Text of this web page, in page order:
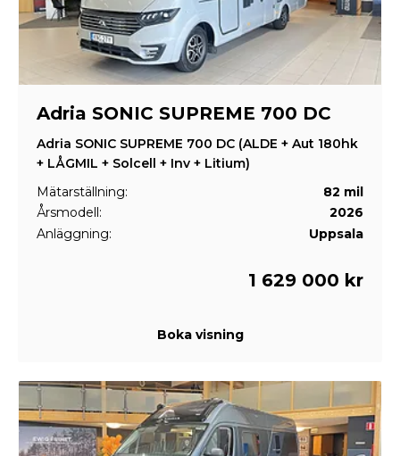
Adria SONIC SUPREME 700 DC
Adria SONIC SUPREME 700 DC (ALDE + Aut 180hk
+ LÅGMIL + Solcell + Inv + Litium)
Mätarställning:
82 mil
Årsmodell:
2026
Anläggning:
Uppsala
1 629 000 kr
Boka visning